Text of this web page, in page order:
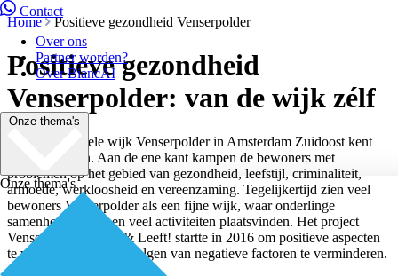
Contact
Over ons
Partner worden?
Over BiancAI
Onze thema's
Onze thema's
Home Positieve gezondheid Venserpolder
Positieve gezondheid
Venserpolder: van de wijk zélf
De multiculturele wijk Venserpolder in Amsterdam Zuidoost kent
twee gezichten. Aan de ene kant kampen de bewoners met
problemen op het gebied van gezondheid, leefstijl, criminaliteit,
armoede, werkloosheid en vereenzaming. Tegelijkertijd zien veel
bewoners Venserpolder als een fijne wijk, waar onderlinge
samenhorigheid is en veel activiteiten plaatsvinden. Het project
Venserpolder Groeit & Leeft! startte in 2016 om positieve aspecten
te versterken en de gevolgen van negatieve factoren te verminderen.